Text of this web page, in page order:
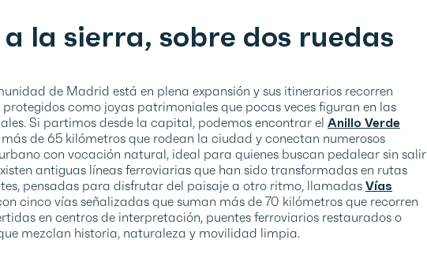
la sierra, sobre dos ruedas
de Madrid está en plena expansión y sus itinerarios recorren
como joyas patrimoniales que pocas veces figuran en las
Si partimos desde la capital, podemos encontrar el Anillo Verde
más de 65 kilómetros que rodean la ciudad y conectan numerosos
con vocación natural, ideal para quienes buscan pedalear sin salir
antiguas líneas ferroviarias que han sido transformadas en rutas
pensadas para disfrutar del paisaje a otro ritmo, llamadas Vías
cinco vías señalizadas que suman más de 70 kilómetros que recorren
en centros de interpretación, puentes ferroviarios restaurados o
mezclan historia, naturaleza y movilidad limpia.